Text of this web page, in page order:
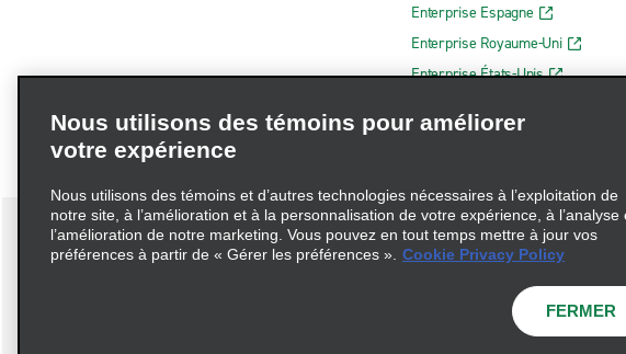
Enterprise Espagne
Enterprise Royaume-Uni
Enterprise États-Unis
Politique sur les fichiers témoins
Nous utilisons des témoins pour améliorer
votre expérience
Nous utilisons des témoins et d’autres technologies nécessaires à l’exploitation de
notre site, à l’amélioration et à la personnalisation de votre expérience, à l’analyse
l’amélioration de notre marketing. Vous pouvez en tout temps mettre à jour vos
préférences à partir de « Gérer les préférences ». Cookie Privacy Policy
FERMER